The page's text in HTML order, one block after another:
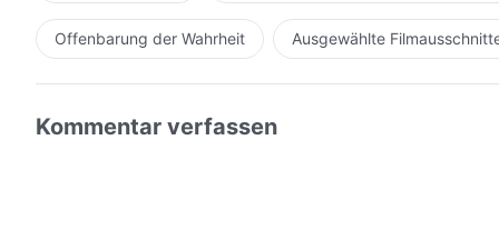
Offenbarung der Wahrheit Ausgewählte
Kommentar verfassen